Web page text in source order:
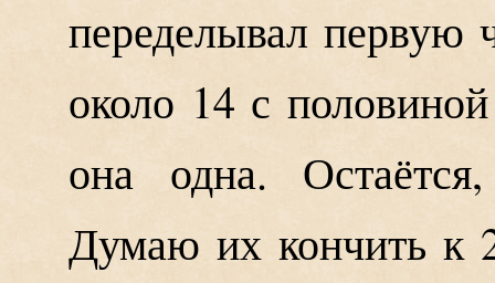
переделывал первую
около 14 с
она одна.
Думаю их кончить к